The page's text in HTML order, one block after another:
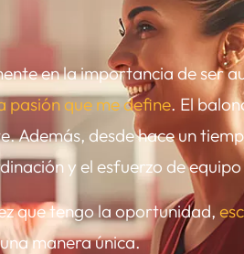
en la importancia de ser
pasión que me define. El
Además, desde hace un
y el esfuerzo de
que tengo la oportunidad,
manera única.